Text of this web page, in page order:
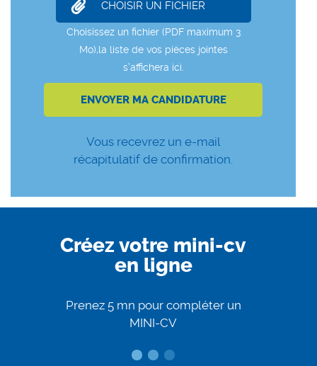
Vous recevrez un e-mail
récapitulatif de confirmation.
Créez votre mini-cv
en ligne
Prenez 5 mn pour compléter un
MINI-CV